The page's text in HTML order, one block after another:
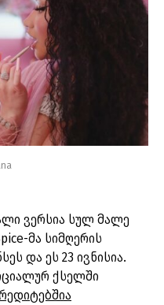
ვერსია სულ მალე
მა სიმღერის
და ეს 23 ივნისია.
ქსელში